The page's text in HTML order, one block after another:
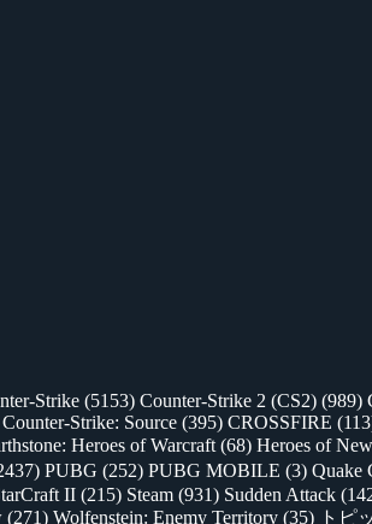
Strike (5153) Counter-Strike 2 (CS2) (989)
Counter-Strike: Source (395) CROSSFIRE
Heroes of Warcraft (68) Heroes of
PUBG (252) PUBG MOBILE (3) Quake
II (215) Steam (931) Sudden Attack
(271) Wolfenstein: Enemy Territory (35) トピ